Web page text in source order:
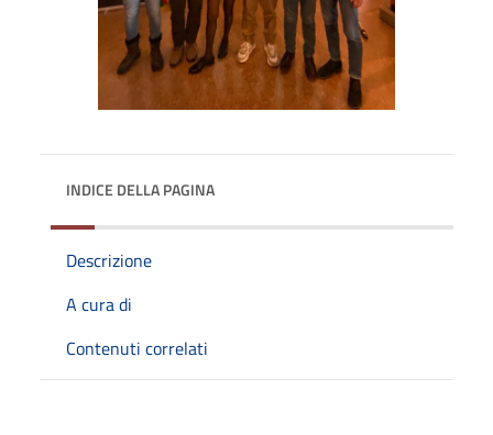
INDICE DELLA PAGINA
Descrizione
A cura di
Contenuti correlati